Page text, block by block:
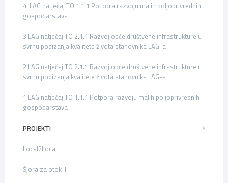
4. LAG natječaj TO 1.1.1 Potpora razvoju malih poljoprivrednih
gospodarstava
3.LAG natječaj TO 2.1.1 Razvoj opće društvene infrastrukture u
svrhu podizanja kvalitete života stanovnika LAG-a
2.LAG natječaj TO 2.1.1 Razvoj opće društvene infrastrukture u
svrhu podizanja kvalitete života stanovnika LAG-a
1.LAG natječaj TO 1.1.1 Potpora razvoju malih poljoprivrednih
gospodarstava
PROJEKTI
Local2Local
Šjora za otok II